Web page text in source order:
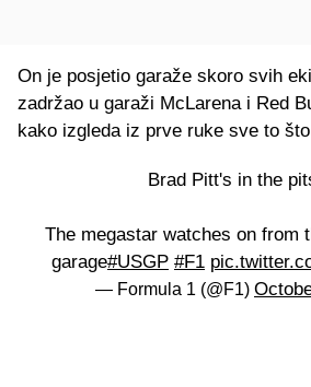
On je posjetio garaže skoro svih
zadržao u garaži McLarena i Red
kako izgleda iz prve ruke sve to
Brad Pitt's in the
The megastar watches on from
garage#USGP #F1
— Formula 1 (@F1)